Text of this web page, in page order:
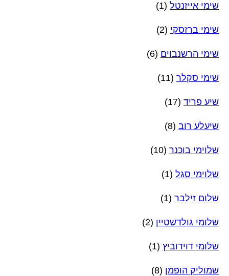
שימי אייזנטל (1)
שימי ברזסקי (2)
שימי הרשנבוים (6)
שימי סקלר (11)
שיע פריד (17)
שיעלע רוב (8)
שלוימי בוכנר (10)
שלוימי סגל (1)
שלום זילבר (1)
שלומי גולדשטיין (2)
שלומי דוידוביץ (1)
שמוליק הופמן (8)